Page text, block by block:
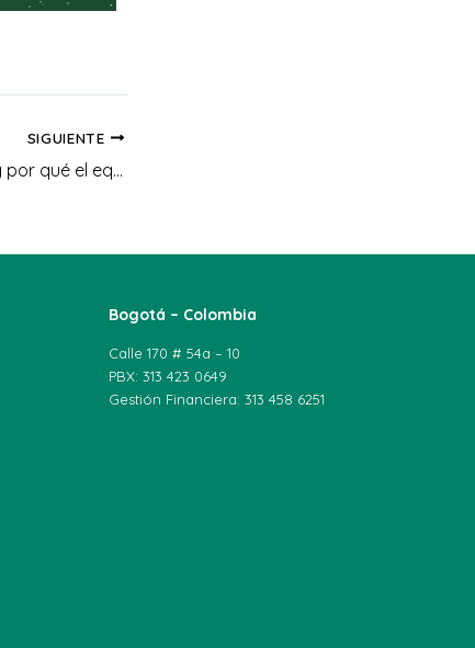
SIGUIENTE
Qué es la zoonosis y por qué el equilibrio ambiental es clave para la salud humana
Bogotá – Colombia
Calle 170 # 54a – 10
PBX: 313 423 0649
Gestión Financiera: 313 458 6251